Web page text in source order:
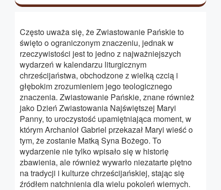
Często uważa się, że Zwiastowanie Pańskie to
święto o ograniczonym znaczeniu, jednak w
rzeczywistości jest to jedno z najważniejszych
wydarzeń w kalendarzu liturgicznym
chrześcijaństwa, obchodzone z wielką czcią i
głębokim zrozumieniem jego teologicznego
znaczenia. Zwiastowanie Pańskie, znane również
jako Dzień Zwiastowania Najświętszej Maryi
Panny, to uroczystość upamiętniająca moment, w
którym Archanioł Gabriel przekazał Maryi wieść o
tym, że zostanie Matką Syna Bożego. To
wydarzenie nie tylko wpisało się w historię
zbawienia, ale również wywarło niezatarte piętno
na tradycji i kulturze chrześcijańskiej, stając się
źródłem natchnienia dla wielu pokoleń wiernych.